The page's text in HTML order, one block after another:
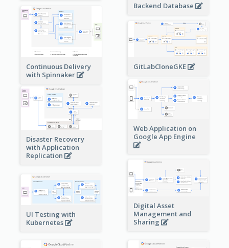
Backend Database
Continuous Delivery
with Spinnaker
GitLabCloneGKE
Web Application on
Google App Engine
Disaster Recovery
with Application
Replication
Digital Asset
Management and
Sharing
UI Testing with
Kubernetes